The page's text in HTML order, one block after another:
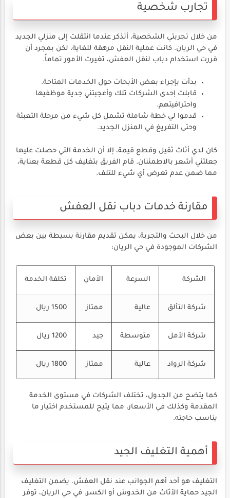
تجارب شخصية
من خلال تجربتي الشخصية، أتذكر عندما انتقلت إلى منزلي الجديد
في حي الريان. كانت عملية النقل مرهقة للغاية، لكن بمجرد أن
قررت استخدام دباب لنقل العفش، تغيرت الأمور تماماً.
بدأت بإجراء بعض الأبحاث حول الخدمات المتاحة.
قابلت إحدى الشركات تلك وأعجبتني جدية موظفيها
واحترافيتهم.
قدموا لي خطة شاملة تشمل كل شيء من مرحلة التعبئة
وحتى التفريغ في المنزل الجديد.
كان لدي أثاث ثقيل وقطع قيمة، إلا أن الخدمة التي حصلت عليها
جعلتني أشعر بالاطمئنان. قام الفريق بتغليف كل قطعة بعناية،
مما ضمن عدم تعرض أي شيء للتلف.
مقارنة خدمات دباب نقل العفش
من خلال البحث والتجربة، يمكن تقديم مقارنة بسيطة بين بعض
الشركات الموجودة في حي الريان:
الشركة السرعة الأمان تكلفة الخدمة
شركة التألق عالية ممتاز 1500 ريال
شركة الأمل متوسطة جيد 1200 ريال
شركة الرواد عالية ممتاز 1800 ريال
كما يتضح من الجدول، تختلف الشركات في مستوى الخدمة
المقدمة وكذلك في الأسعار، مما يتيح للمستخدم اختيار ما
يناسب حاجته.
أهمية التغليف الجيد
التغليف هو أحد أهم الجوانب عند نقل العفش. يضمن التغليف
الجيد حماية الأثاث من الخدوش أو الكسر. في حي الريان، توفر